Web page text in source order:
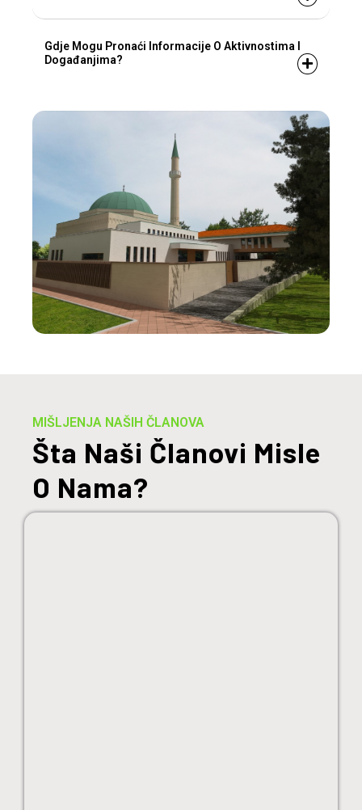
Gdje Mogu Pronaći Informacije O Aktivnostima I
Događanjima?
MIŠLJENJA NAŠIH ČLANOVA
Šta Naši Članovi Misle
O Nama?